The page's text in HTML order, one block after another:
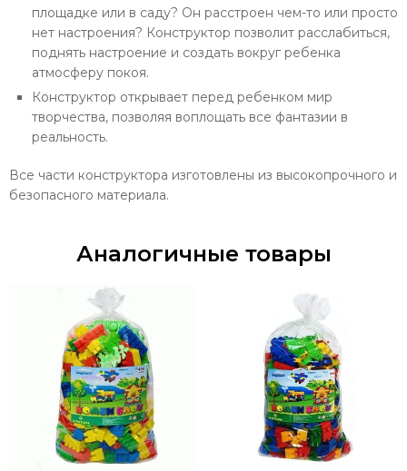
площадке или в саду? Он расстроен чем-то или просто
нет настроения? Конструктор позволит расслабиться,
поднять настроение и создать вокруг ребенка
атмосферу покоя.
Конструктор открывает перед ребенком мир
творчества, позволяя воплощать все фантазии в
реальность.
Все части конструктора изготовлены из высокопрочного и
безопасного материала.
Аналогичные товары